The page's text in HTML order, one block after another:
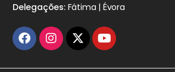
Delegações:Fátima | Évora